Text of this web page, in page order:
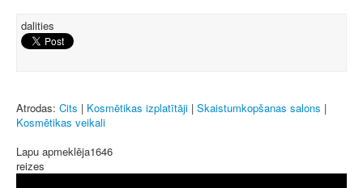
dalities
Atrodas: Cits | Kosmētikas izplatītāji | Skaistumkopšanas salons |
Kosmētikas veikali
Lapu apmeklēja1646
reizes